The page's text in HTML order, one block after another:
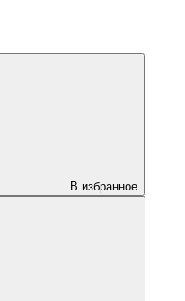
В избранное